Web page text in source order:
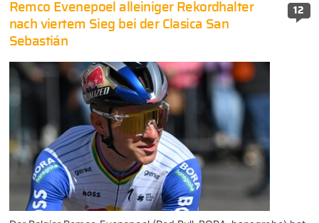
12
Remco Evenepoel alleiniger Rekordhalter
nach viertem Sieg bei der Clasica San
Sebastián